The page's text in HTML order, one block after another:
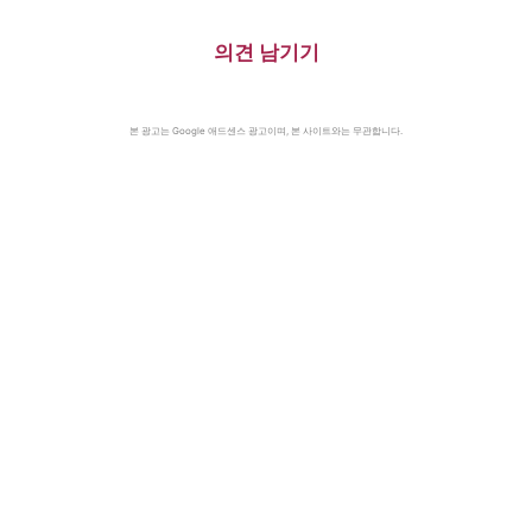
의견 남기기
본 광고는 Google 애드센스 광고이며, 본 사이트와는 무관합니다.